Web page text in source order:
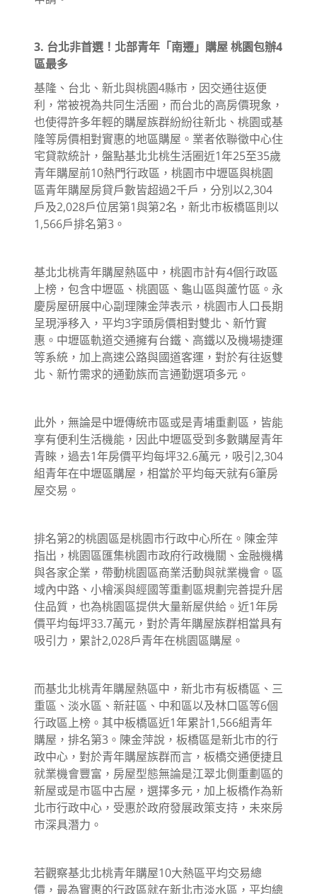
3. 台北非首選！北部青年「南遷」購屋 桃園包辦4
區最多
基隆、台北、新北與桃園4縣市，因交通往返便
利，常被視為共同生活圈，而台北的高房價現象，
也使得許多年輕的購屋族群紛紛往新北、桃園或基
隆等房價相對實惠的地區購屋。業者依聯徵中心住
宅貸款統計，盤點基北北桃生活圈近1年25至35歲
青年購屋前10熱門行政區，桃園市中壢區與桃園
區青年購屋房貸戶數皆超過2千戶，分別以2,304
戶及2,028戶位居第1與第2名，新北市板橋區則以
1,566戶排名第3。
基北北桃青年購屋熱區中，桃園市計有4個行政區
上榜，包含中壢區、桃園區、龜山區與蘆竹區。永
慶房屋研展中心副理陳金萍表示，桃園市人口長期
呈現淨移入，平均3字頭房價相對雙北、新竹實
惠。中壢區軌道交通擁有台鐵、高鐵以及機場捷運
等系統，加上高速公路與國道客運，對於有往返雙
北、新竹需求的通勤族而言通勤選項多元。
此外，無論是中壢傳統市區或是青埔重劃區，皆能
享有便利生活機能，因此中壢區受到多數購屋青年
青睞，過去1年房價平均每坪32.6萬元，吸引2,304
組青年在中壢區購屋，相當於平均每天就有6筆房
屋交易。
排名第2的桃園區是桃園市行政中心所在。陳金萍
指出，桃園區匯集桃園市政府行政機關、金融機構
與各家企業，帶動桃園區商業活動與就業機會。區
域內中路、小檜溪與經國等重劃區規劃完善提升居
住品質，也為桃園區提供大量新屋供給。近1年房
價平均每坪33.7萬元，對於青年購屋族群相當具有
吸引力，累計2,028戶青年在桃園區購屋。
而基北北桃青年購屋熱區中，新北市有板橋區、三
重區、淡水區、新莊區、中和區以及林口區等6個
行政區上榜。其中板橋區近1年累計1,566組青年
購屋，排名第3。陳金萍說，板橋區是新北市的行
政中心，對於青年購屋族群而言，板橋交通便捷且
就業機會豐富，房屋型態無論是江翠北側重劃區的
新屋或是市區中古屋，選擇多元，加上板橋作為新
北市行政中心，受惠於政府發展政策支持，未來房
市深具潛力。
若觀察基北北桃青年購屋10大熱區平均交易總
價，最為實惠的行政區就在新北市淡水區，平均總